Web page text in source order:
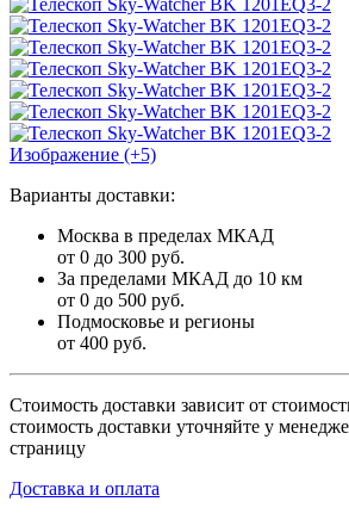
Изображение (+5)
Варианты доставки:
Москва в пределах МКАД
от 0 до 300 руб.
За пределами МКАД до 10 км
от 0 до 500 руб.
Подмосковье и регионы
от 400 руб.
Стоимость доставки зависит от
стоимость доставки уточняйте у
страницу
Доставка и оплата